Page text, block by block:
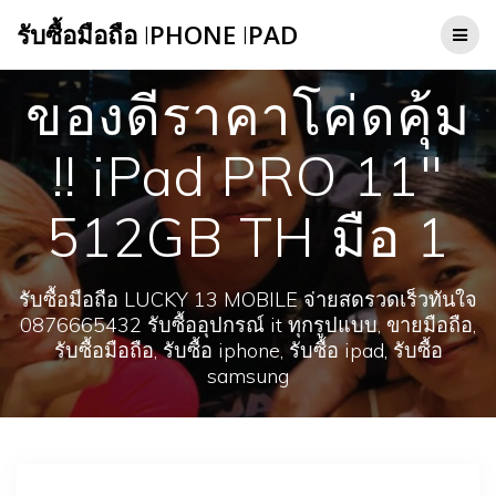
to
รับซื้อมือถือ IPHONE IPAD
ของดีราคาโค่ดคุ้ม
!! iPad PRO 11″
512GB TH มือ 1
รับซื้อมือถือ LUCKY 13 MOBILE จ่ายสดรวดเร็วทันใจ
0876665432 รับซื้ออุปกรณ์ it ทุกรูปแบบ, ขายมือถือ,
รับซื้อมือถือ, รับซื้อ iphone, รับซื้อ ipad, รับซื้อ
samsung